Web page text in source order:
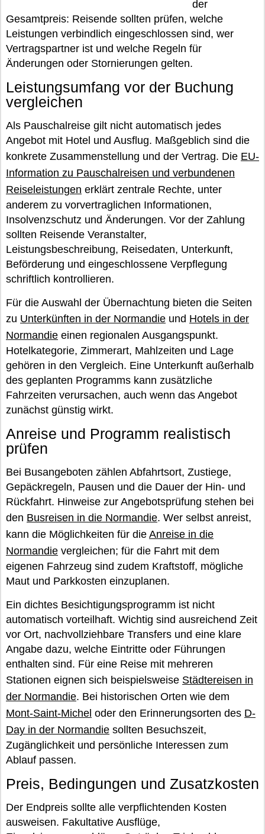
der
Gesamtpreis: Reisende sollten prüfen, welche
Leistungen verbindlich eingeschlossen sind, wer
Vertragspartner ist und welche Regeln für
Änderungen oder Stornierungen gelten.
Leistungsumfang vor der Buchung
vergleichen
Als Pauschalreise gilt nicht automatisch jedes
Angebot mit Hotel und Ausflug. Maßgeblich sind die
konkrete Zusammenstellung und der Vertrag. Die EU-
Information zu Pauschalreisen und verbundenen
Reiseleistungen erklärt zentrale Rechte, unter
anderem zu vorvertraglichen Informationen,
Insolvenzschutz und Änderungen. Vor der Zahlung
sollten Reisende Veranstalter,
Leistungsbeschreibung, Reisedaten, Unterkunft,
Beförderung und eingeschlossene Verpflegung
schriftlich kontrollieren.
Für die Auswahl der Übernachtung bieten die Seiten
zu Unterkünften in der Normandie und Hotels in der
Normandie einen regionalen Ausgangspunkt.
Hotelkategorie, Zimmerart, Mahlzeiten und Lage
gehören in den Vergleich. Eine Unterkunft außerhalb
des geplanten Programms kann zusätzliche
Fahrzeiten verursachen, auch wenn das Angebot
zunächst günstig wirkt.
Anreise und Programm realistisch
prüfen
Bei Busangeboten zählen Abfahrtsort, Zustiege,
Gepäckregeln, Pausen und die Dauer der Hin- und
Rückfahrt. Hinweise zur Angebotsprüfung stehen bei
den Busreisen in die Normandie. Wer selbst anreist,
kann die Möglichkeiten für die Anreise in die
Normandie vergleichen; für die Fahrt mit dem
eigenen Fahrzeug sind zudem Kraftstoff, mögliche
Maut und Parkkosten einzuplanen.
Ein dichtes Besichtigungsprogramm ist nicht
automatisch vorteilhaft. Wichtig sind ausreichend Zeit
vor Ort, nachvollziehbare Transfers und eine klare
Angabe dazu, welche Eintritte oder Führungen
enthalten sind. Für eine Reise mit mehreren
Stationen eignen sich beispielsweise Städtereisen in
der Normandie. Bei historischen Orten wie dem
Mont-Saint-Michel oder den Erinnerungsorten des D-
Day in der Normandie sollten Besuchszeit,
Zugänglichkeit und persönliche Interessen zum
Ablauf passen.
Preis, Bedingungen und Zusatzkosten
Der Endpreis sollte alle verpflichtenden Kosten
ausweisen. Fakultative Ausflüge,